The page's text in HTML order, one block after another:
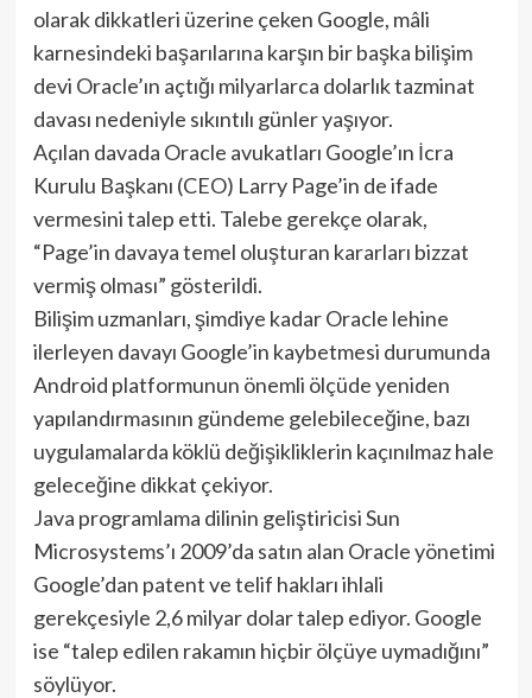
olarak dikkatleri üzerine çeken Google, mâli
karnesindeki başarılarına karşın bir başka bilişim
devi Oracle’ın açtığı milyarlarca dolarlık tazminat
davası nedeniyle sıkıntılı günler yaşıyor.
Açılan davada Oracle avukatları Google’ın İcra
Kurulu Başkanı (CEO) Larry Page’in de ifade
vermesini talep etti. Talebe gerekçe olarak,
“Page’in davaya temel oluşturan kararları bizzat
vermiş olması” gösterildi.
Bilişim uzmanları, şimdiye kadar Oracle lehine
ilerleyen davayı Google’in kaybetmesi durumunda
Android platformunun önemli ölçüde yeniden
yapılandırmasının gündeme gelebileceğine, bazı
uygulamalarda köklü değişikliklerin kaçınılmaz hale
geleceğine dikkat çekiyor.
Java programlama dilinin geliştiricisi Sun
Microsystems’ı 2009’da satın alan Oracle yönetimi
Google’dan patent ve telif hakları ihlali
gerekçesiyle 2,6 milyar dolar talep ediyor. Google
ise “talep edilen rakamın hiçbir ölçüye uymadığını”
söylüyor.